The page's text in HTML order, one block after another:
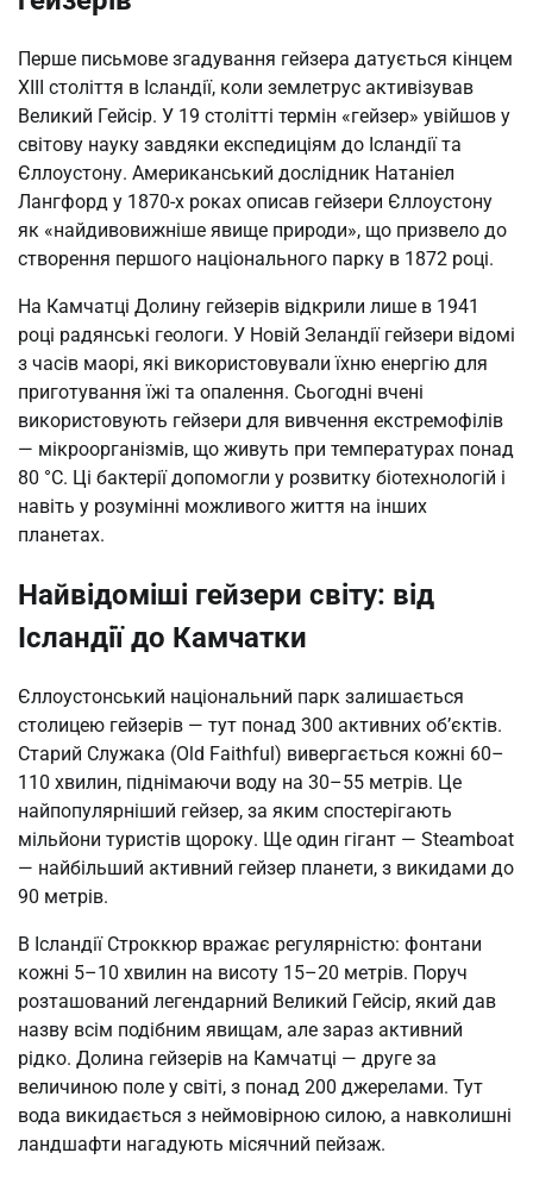
Перше письмове згадування гейзера датується кінцем
XIII століття в Ісландії, коли землетрус активізував
Великий Гейсір. У 19 столітті термін «гейзер» увійшов у
світову науку завдяки експедиціям до Ісландії та
Єллоустону. Американський дослідник Натаніел
Лангфорд у 1870-х роках описав гейзери Єллоустону
як «найдивовижніше явище природи», що призвело до
створення першого національного парку в 1872 році.
На Камчатці Долину гейзерів відкрили лише в 1941
році радянські геологи. У Новій Зеландії гейзери відомі
з часів маорі, які використовували їхню енергію для
приготування їжі та опалення. Сьогодні вчені
використовують гейзери для вивчення екстремофілів
— мікроорганізмів, що живуть при температурах понад
80 °C. Ці бактерії допомогли у розвитку біотехнологій і
навіть у розумінні можливого життя на інших
планетах.
Найвідоміші гейзери світу: від
Ісландії до Камчатки
Єллоустонський національний парк залишається
столицею гейзерів — тут понад 300 активних об’єктів.
Старий Служака (Old Faithful) вивергається кожні 60–
110 хвилин, піднімаючи воду на 30–55 метрів. Це
найпопулярніший гейзер, за яким спостерігають
мільйони туристів щороку. Ще один гігант — Steamboat
— найбільший активний гейзер планети, з викидами до
90 метрів.
В Ісландії Строккюр вражає регулярністю: фонтани
кожні 5–10 хвилин на висоту 15–20 метрів. Поруч
розташований легендарний Великий Гейсір, який дав
назву всім подібним явищам, але зараз активний
рідко. Долина гейзерів на Камчатці — друге за
величиною поле у світі, з понад 200 джерелами. Тут
вода викидається з неймовірною силою, а навколишні
ландшафти нагадують місячний пейзаж.